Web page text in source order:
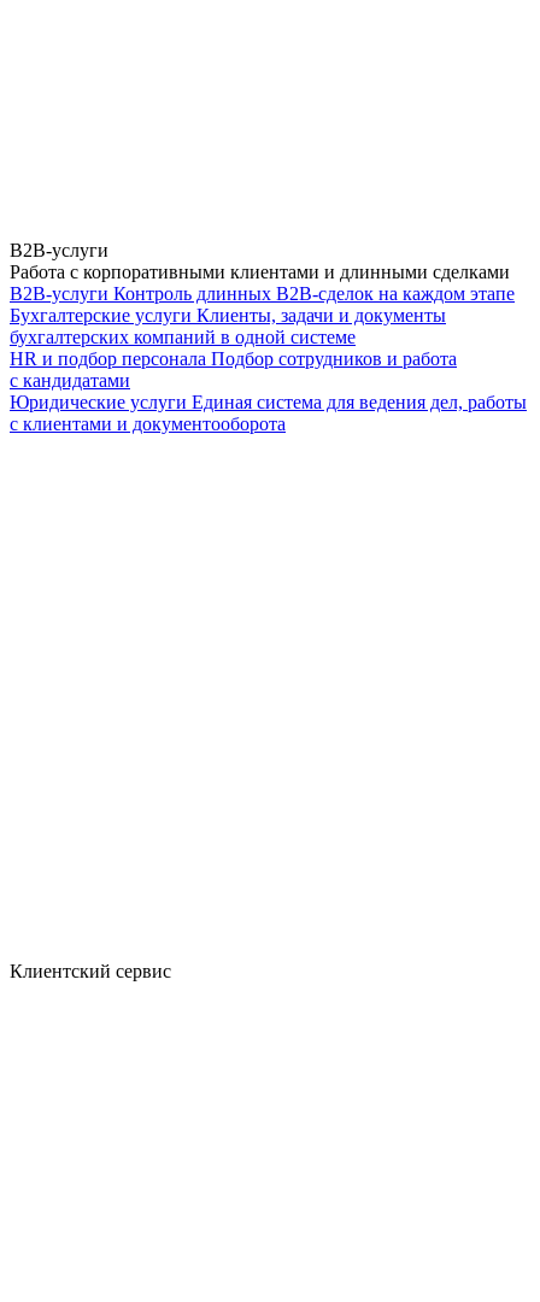
B2B-услуги
Работа с корпоративными клиентами и длинными сделками
B2B-услуги Контроль длинных B2B-сделок на каждом этапе
Бухгалтерские услуги Клиенты, задачи и документы
бухгалтерских компаний в одной системе
HR и подбор персонала Подбор сотрудников и работа
с кандидатами
Юридические услуги Единая система для ведения дел, работы
с клиентами и документооборота
Клиентский сервис